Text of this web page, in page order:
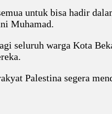
untuk bisa hadir
Muhamad.
seluruh warga Kota
Palestina segera